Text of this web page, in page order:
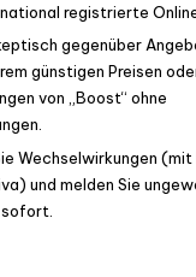
registrierte
gegenüber
günstigen Preisen
von „Boost“ ohne
Wechselwirkungen (mit
und melden Sie